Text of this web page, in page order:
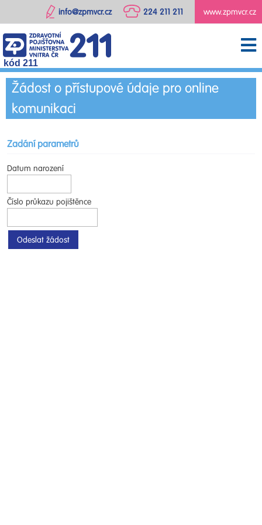
www.zpmvcr.cz
224 211 211
info@zpmvcr.cz
kód 211
Žádost o přístupové údaje pro online
komunikaci
Zadání parametrů
Datum narození
Číslo průkazu pojištěnce